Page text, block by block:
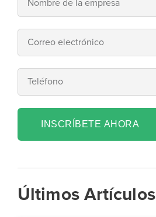
INSCRÍBETE AHORA
Últimos Artículos